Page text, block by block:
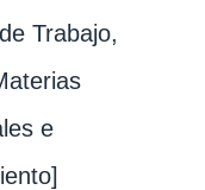
Trabajo,
e